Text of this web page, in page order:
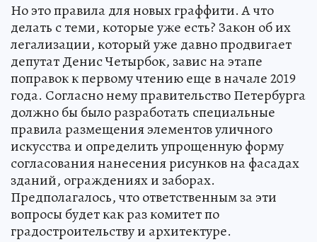
Но это правила для новых граффити. А что
делать с теми, которые уже есть? Закон об их
легализации, который уже давно продвигает
депутат Денис Четырбок, завис на этапе
поправок к первому чтению еще в начале 2019
года. Согласно нему правительство Петербурга
должно бы было разработать специальные
правила размещения элементов уличного
искусства и определить упрощенную форму
согласования нанесения рисунков на фасадах
зданий, ограждениях и заборах.
Предполагалось, что ответственным за эти
вопросы будет как раз комитет по
градостроительству и архитектуре.